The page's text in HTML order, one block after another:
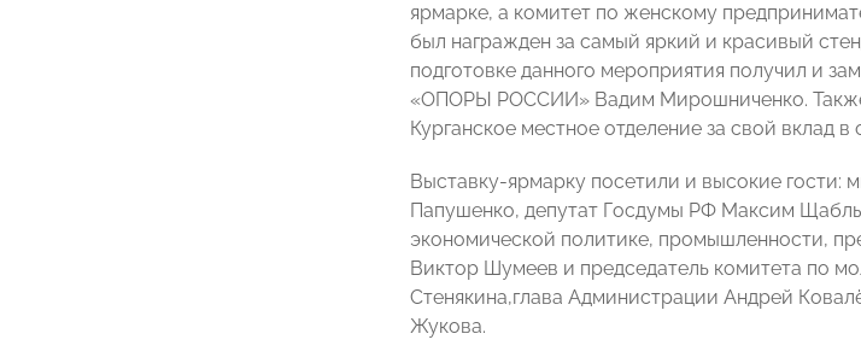
ярмарке, а комитет по женскому
был награжден за самый яркий и красивый
подготовке данного мероприятия получил и
«ОПОРЫ РОССИИ» Вадим Мирошниченко.
Курганское местное отделение за свой вклад
Выставку-ярмарку посетили и высокие гости:
Папушенко, депутат Госдумы РФ Максим
экономической политике, промышленности,
Виктор Шумеев и председатель комитета по
Стенякина,глава Администрации Андрей
Жукова.